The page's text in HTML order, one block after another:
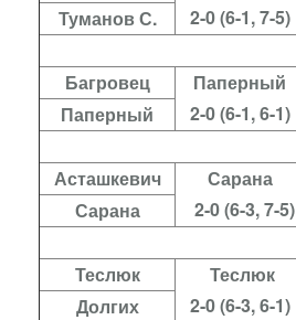
2-0 (6-1, 7-5)
Туманов С.
Багровец
Паперный
2-0 (6-1, 6-1)
Паперный
Асташкевич
Сарана
2-0 (6-3, 7-5)
Сарана
Теслюк
Теслюк
2-0 (6-3, 6-1)
Долгих